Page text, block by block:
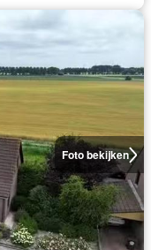
Foto bekijken